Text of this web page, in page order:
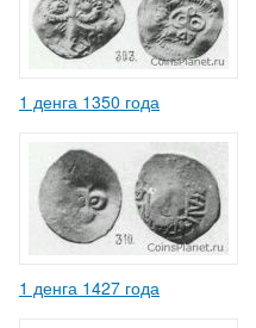
1 денга 1350 года
1 денга 1427 года